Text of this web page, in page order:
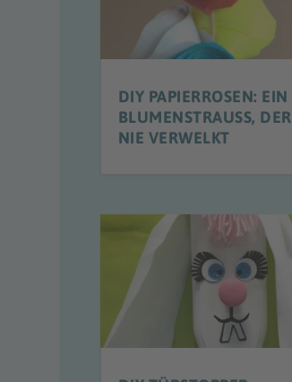
DIY PAPIERROSEN: EIN
BLUMENSTRAUSS, DER N
IE VERWELKT